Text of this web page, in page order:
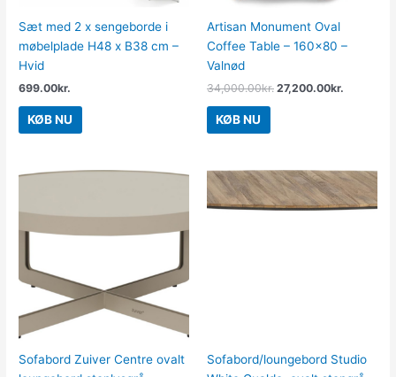
Sæt med 2 x sengeborde i
møbelplade H48 x B38 cm –
Hvid
699.00kr.
KØB NU
Artisan Monument Oval
Coffee Table – 160×80 –
Valnød
34,000.00kr. 27,200.00kr.
KØB NU
Sofabord Zuiver Centre ovalt
Sofabord/loungebord Studio